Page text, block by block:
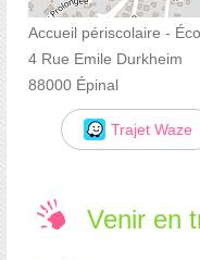
Accueil périscolaire -
4 Rue Emile Durkheim
88000 Épinal
Trajet Waze
Venir en